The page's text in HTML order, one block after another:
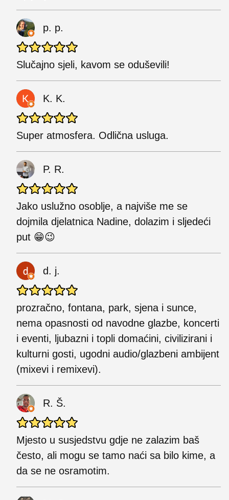
p. p.
Slučajno sjeli, kavom se oduševili!
K. K.
Super atmosfera. Odlična usluga.
P. R.
Jako uslužno osoblje, a najviše me se
dojmila djelatnica Nadine, dolazim i sljedeći
put 😁😉
d. j.
prozračno, fontana, park, sjena i sunce,
nema opasnosti od navodne glazbe, koncerti
i eventi, ljubazni i topli domaćini, civilizirani i
kulturni gosti, ugodni audio/glazbeni ambijent
(mixevi i remixevi).
R. Š.
Mjesto u susjedstvu gdje ne zalazim baš
često, ali mogu se tamo naći sa bilo kime, a
da se ne osramotim.